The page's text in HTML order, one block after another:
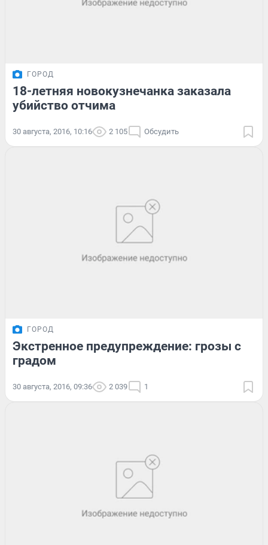
ГОРОД
18-летняя новокузнечанка заказала
убийство отчима
30 августа, 2016, 10:16 2 105 Обсудить
ГОРОД
Экстренное предупреждение: грозы с
градом
30 августа, 2016, 09:36 2 039 1